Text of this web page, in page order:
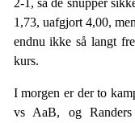
2-1, så de snupper
1,73, uafgjort 4,00,
endnu ikke så langt
kurs.
I morgen er der to
vs AaB, og